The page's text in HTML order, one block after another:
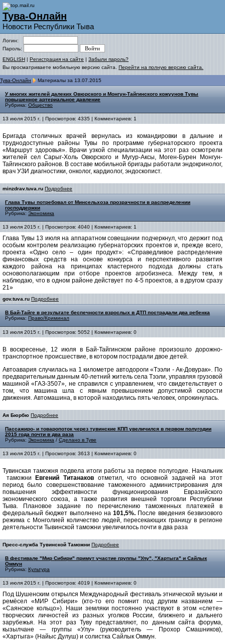
Тува-Онлайн
Новости Республики Тыва
Логин:
Пароль:
ENGLISH | Регистрация на сайте | Забыли пароль?
Вы просматриваете мобильную версию сайта. Перейти на полную версию сайта.
Тува-Онлайн Материалы за 13.07.2015
У многих жителей далеких Овюрского и Монгун-Тайгинского кожуунов Тувы
повышенное артериальное давление
Рубрика: Общество
13 июля 2015 г. | Просмотров: 4335 | Комментариев: 1
Бригада столичных врачей вернулась из командировки в дальние и
труднодоступные районы Тувы по программе губернаторского проекта
«Маршрут здоровья». Врачи узкой специализации на этот раз осмотрели
жителей сел Сарыг-Холь Овюрского и Мугур-Аксы, Моген-Бурен Монгун-
Тайгинского районов. В составе мобильной бригады работали эндокринолог,
врач УЗИ диагностики, онколог, кардиолог, эндоскопист.
minzdrav.tuva.ru Подробнее
Глава Тувы потребовал от Минсельхоза прозрачности в распределении
господдержки
Рубрика: Экономика
13 июля 2015 г. | Просмотров: 4040 | Комментариев: 1
Глава Тувы 13 июля на аппаратном совещании подчеркнул, что держит под
особым контролем реализацию губернаторских проектов и, прежде всего,
проекта «Одно село – один продукт»: «Справедливое распределение
финансовых средств на основе конкурса и перспективного развития
каждого района на принципах кластерного подхода должны стать
основополагающим при отборе проектов агробизнеса. Между тем, я
наблюдаю, что в одном районе действует по 4-5 проектов, а в другом сразу
21»
gov.tuva.ru Подробнее
В Бай-Тайге в результате беспечности взрослых в ДТП пострадали два ребенка
Рубрика: Право/Криминал
13 июля 2015 г. | Просмотров: 5052 | Комментариев: 0
В воскресенье, 12 июля в Бай-Тайгинском районе произошло дорожно-
транспортное происшествие, в котором пострадали двое детей.
Автоавария случилась на 1 километре автодороги «Тээли - Ак-Довурак». По
предварительным данным 40-летний житель села Тээли, управляя грузовой
машиной «ГАЗ-3507», не справился с управлением, что свидетельствует о
том, что машина шла с явным превышением допустимой скорости
движения. Автомашина, в которой находились пять человек, опрокинулась.
Ая Бюрбю Подробнее
Пассажиро- и товаропоток через тувинские КПП увеличился в первом полугодии
2015 года почти в два раза
Рубрика: Экономика / Сделано в Туве
13 июля 2015 г. | Просмотров: 3613 | Комментариев: 0
Тувинская таможня подвела итоги работы за первое полугодие. Начальник
таможни
Евгений Титанаков отметил, что основной задачей на этот
период было совершенствование таможенного администрирования для
повышения эффективности функционирования Евразийского
экономического союза, а также развития внешней торговли Республики
Тыва. Плановое задание по перечислению таможенных платежей в
федеральный бюджет выполнено на101,5%. После введения безвизового
режима с Монголией количество людей, пересекающих границу в регионе
деятельности Тывинской таможни увеличилось почти в два раза
Пресс-служба Тувинской Таможни Подробнее
В фестивале "Мир Сибири" примут участие группы "Улу", "Хартыга" и Сайлык
Оммун
Рубрика: Культура
13 июля 2015 г. | Просмотров: 4019 | Комментариев: 0
Под Шушенским открылся Международный фестиваль этнической музыки и
ремёсел «МИР Сибири» (кто-то его помнит под другим названием —
«Саянское кольцо»). Наши земляки постоянно участвуют в этом «слете»
творческих личностей из разных уголков России, ближнего и дальнего
зарубежья. На этот раз Туву представляют, по данным сайта форума,
кызылчане — группы «Улу» (руководитель — Прохор Смашников),
«Хартыга» (Найыс Дулуш) и солистка Сайлык Оммун.